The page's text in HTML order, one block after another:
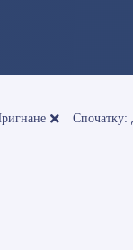
Спочатку: